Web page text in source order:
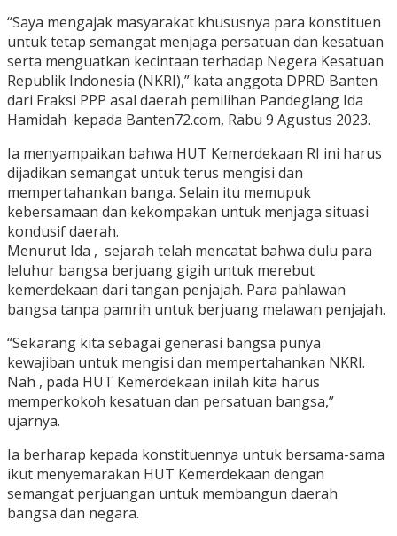
“Saya mengajak masyarakat khususnya para konstituen
untuk tetap semangat menjaga persatuan dan kesatuan
serta menguatkan kecintaan terhadap Negera Kesatuan
Republik Indonesia (NKRI),” kata anggota DPRD Banten
dari Fraksi PPP asal daerah pemilihan Pandeglang Ida
Hamidah kepada Banten72.com, Rabu 9 Agustus 2023.
Ia menyampaikan bahwa HUT Kemerdekaan RI ini harus
dijadikan semangat untuk terus mengisi dan
mempertahankan banga. Selain itu memupuk
kebersamaan dan kekompakan untuk menjaga situasi
kondusif daerah.
Menurut Ida , sejarah telah mencatat bahwa dulu para
leluhur bangsa berjuang gigih untuk merebut
kemerdekaan dari tangan penjajah. Para pahlawan
bangsa tanpa pamrih untuk berjuang melawan penjajah.
“Sekarang kita sebagai generasi bangsa punya
kewajiban untuk mengisi dan mempertahankan NKRI.
Nah , pada HUT Kemerdekaan inilah kita harus
memperkokoh kesatuan dan persatuan bangsa,”
ujarnya.
Ia berharap kepada konstituennya untuk bersama-sama
ikut menyemarakan HUT Kemerdekaan dengan
semangat perjuangan untuk membangun daerah
bangsa dan negara.